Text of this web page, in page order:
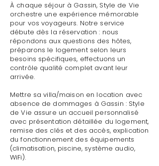
À chaque séjour à Gassin, Style de Vie
orchestre une expérience mémorable
pour vos voyageurs. Notre service
débute dès la réservation : nous
répondons aux questions des hôtes,
préparons le logement selon leurs
besoins spécifiques, effectuons un
contrôle qualité complet avant leur
arrivée.
Mettre sa villa/maison en location avec
absence de dommages à Gassin : Style
de Vie assure un accueil personnalisé
avec présentation détaillée du logement,
remise des clés et des accès, explication
du fonctionnement des équipements
(climatisation, piscine, système audio,
WiFi).